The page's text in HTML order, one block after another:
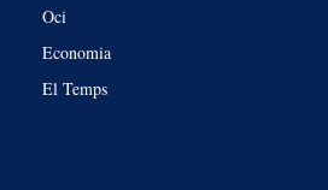
Oci
Economia
El Temps